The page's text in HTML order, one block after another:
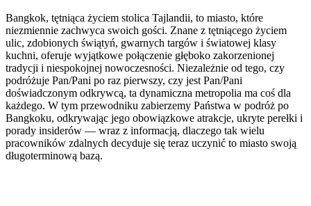
Bangkok, tętniąca życiem stolica Tajlandii, to miasto, które
niezmiennie zachwyca swoich gości. Znane z tętniącego życiem
ulic, zdobionych świątyń, gwarnych targów i światowej klasy
kuchni, oferuje wyjątkowe połączenie głęboko zakorzenionej
tradycji i niespokojnej nowoczesności. Niezależnie od tego, czy
podróżuje Pan/Pani po raz pierwszy, czy jest Pan/Pani
doświadczonym odkrywcą, ta dynamiczna metropolia ma coś dla
każdego. W tym przewodniku zabierzemy Państwa w podróż po
Bangkoku, odkrywając jego obowiązkowe atrakcje, ukryte perełki i
porady insiderów — wraz z informacją, dlaczego tak wielu
pracowników zdalnych decyduje się teraz uczynić to miasto swoją
długoterminową bazą.